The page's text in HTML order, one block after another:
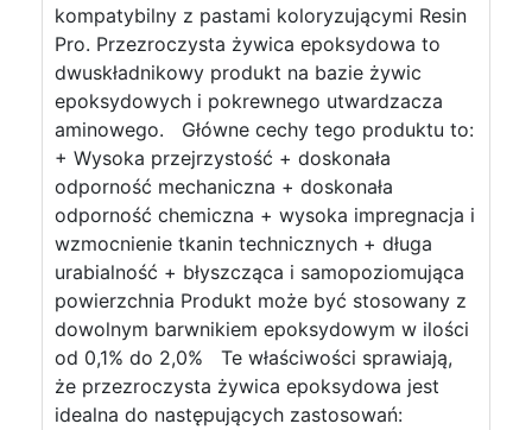
kompatybilny z pastami koloryzującymi Resin
Pro. Przezroczysta żywica epoksydowa to
dwuskładnikowy produkt na bazie żywic
epoksydowych i pokrewnego utwardzacza
aminowego. Główne cechy tego produktu to:
+ Wysoka przejrzystość + doskonała
odporność mechaniczna + doskonała
odporność chemiczna + wysoka impregnacja i
wzmocnienie tkanin technicznych + długa
urabialność + błyszcząca i samopoziomująca
powierzchnia Produkt może być stosowany z
dowolnym barwnikiem epoksydowym w ilości
od 0,1% do 2,0% Te właściwości sprawiają,
że przezroczysta żywica epoksydowa jest
idealna do następujących zastosowań: